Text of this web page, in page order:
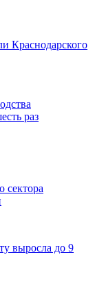
Краснодарского
раз
сектора
выросла до 9